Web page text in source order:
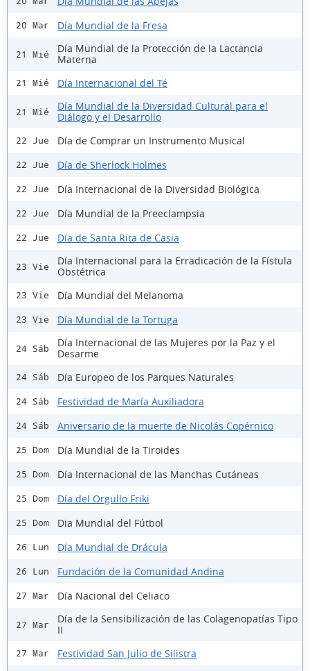
20 Mar Día Mundial de la Fresa
21 Mié
Día Mundial de la Protección de la Lactancia
Materna
21 Mié Día Internacional del Té
21 Mié
Día Mundial de la Diversidad Cultural para el
Diálogo y el Desarrollo
22 Jue Día de Comprar un Instrumento Musical
22 Jue Día de Sherlock Holmes
22 Jue Día Internacional de la Diversidad Biológica
22 Jue Día Mundial de la Preeclampsia
22 Jue Día de Santa Rita de Casia
23 Vie
Día Internacional para la Erradicación de la Fístula
Obstétrica
23 Vie Día Mundial del Melanoma
23 Vie Día Mundial de la Tortuga
24 Sáb
Día Internacional de las Mujeres por la Paz y el
Desarme
24 Sáb Día Europeo de los Parques Naturales
24 Sáb Festividad de María Auxiliadora
24 Sáb Aniversario de la muerte de Nicolás Copérnico
25 Dom Día Mundial de la Tiroides
25 Dom Día Internacional de las Manchas Cutáneas
25 Dom Día del Orgullo Friki
25 Dom Dia Mundial del Fútbol
26 Lun Día Mundial de Drácula
26 Lun Fundación de la Comunidad Andina
27 Mar Día Nacional del Celiaco
27 Mar
Día de la Sensibilización de las Colagenopatías Tipo
II
27 Mar Festividad San Julio de Silistra